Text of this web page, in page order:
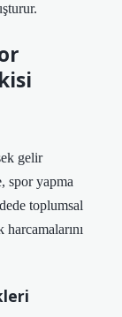
gelir
spor yapma
toplumsal
harcamalarını